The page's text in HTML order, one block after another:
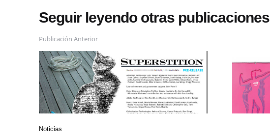
Seguir leyendo otras publicaciones
Publicación Anterior
Noticias